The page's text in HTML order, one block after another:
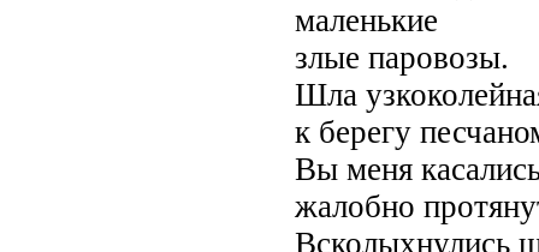
маленькие
злые паровозы.
Шла
к берегу
Вы меня
жалобно
Всколыхнулись